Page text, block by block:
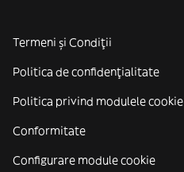
Termeni și Condiții
Politica de confidenţialitate
Politica privind modulele cookie
Conformitate
Configurare module cookie